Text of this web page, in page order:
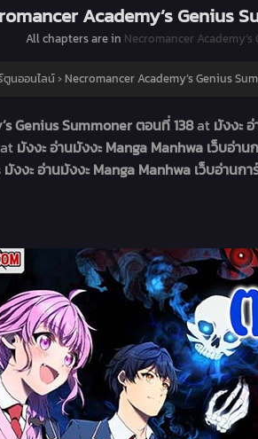
Academy’s Genius
All chapters are in Necromancer
ตูนออนไลน์› Necromancer Academy’s Genius
Genius Summoner ตอนที่ 138at มังงะ
มังงะ อ่านมังงะ Manga Manhwa เว็บอ่า
มังงะ อ่านมังงะ Manga Manhwa เว็บอ่านก